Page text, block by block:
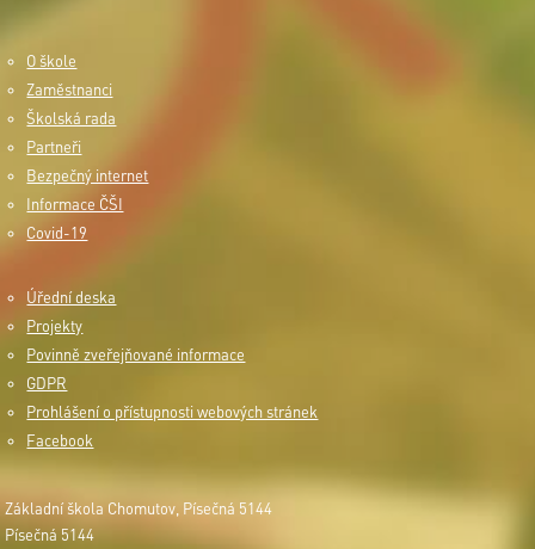
O škole
Zaměstnanci
Školská rada
Partneři
Bezpečný internet
Informace ČŠI
Covid-19
Úřední deska
Projekty
Povinně zveřejňované informace
GDPR
Prohlášení o přístupnosti webových stránek
Facebook
Základní škola Chomutov, Písečná 5144
Písečná 5144